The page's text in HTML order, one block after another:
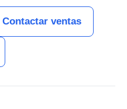
Contactar ventas